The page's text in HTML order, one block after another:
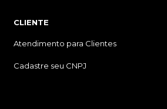
CLIENTE
Atendimento para Clientes
Cadastre seu CNPJ